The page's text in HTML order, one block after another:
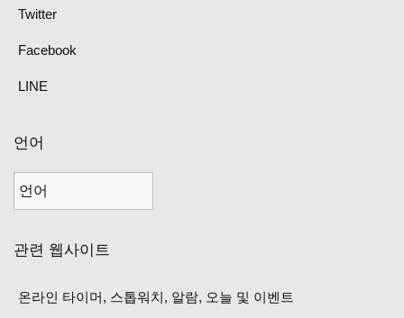
Twitter
Facebook
LINE
언어
관련 웹사이트
온라인 타이머, 스톱워치, 알람, 오늘 및 이벤트